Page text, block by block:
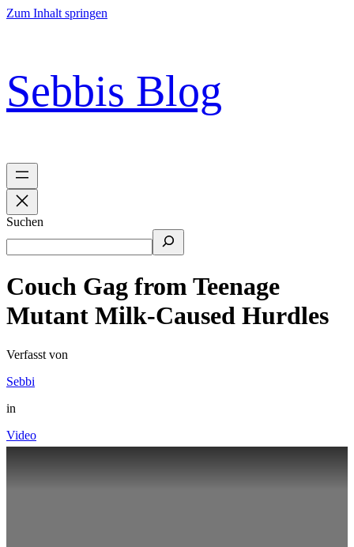
Zum Inhalt springen
Sebbis Blog
Suchen
Couch Gag from Teenage
Mutant Milk-Caused Hurdles
Verfasst von
Sebbi
in
Video